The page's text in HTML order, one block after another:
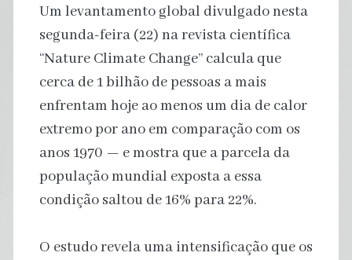
Um levantamento global divulgado nesta
segunda-feira (22) na revista científica
“Nature Climate Change” calcula que
cerca de 1 bilhão de pessoas a mais
enfrentam hoje ao menos um dia de calor
extremo por ano em comparação com os
anos 1970 — e mostra que a parcela da
população mundial exposta a essa
condição saltou de 16% para 22%.
O estudo revela uma intensificação que os